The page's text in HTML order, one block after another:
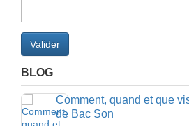
Valider
BLOG
Comment, quand et que
de Bac Son